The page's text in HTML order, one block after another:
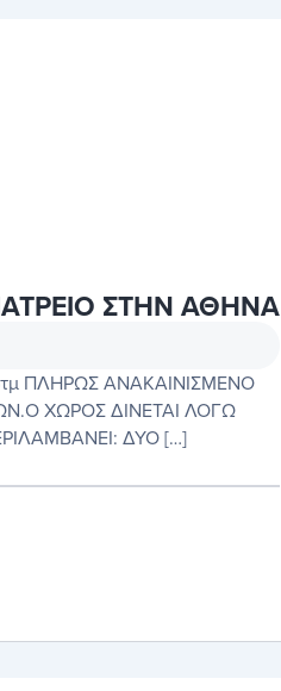
ΣΤΗΝ ΑΘΗΝΑ
ΠΛΗΡΩΣ ΑΝΑΚΑΙΝΙΣΜΕΝΟ
ΧΩΡΟΣ ΔΙΝΕΤΑΙ ΛΟΓΩ
ΔΥΟ […]